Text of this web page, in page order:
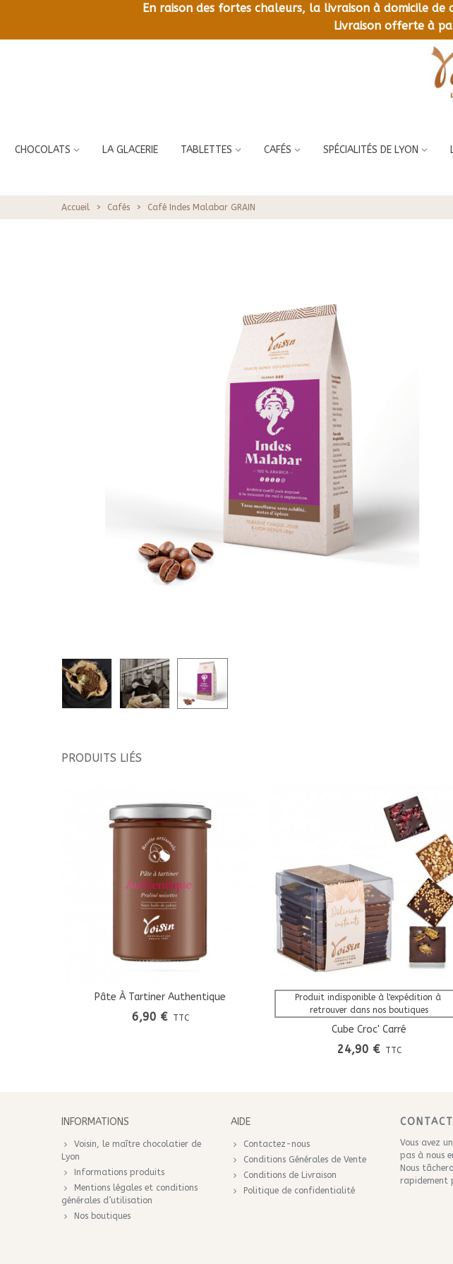
LIVRAISON OFFERTE
CHOCOLATS LA GLACERIE TABLETTES CAFÉS SPÉCIALITÉS DE LYON
Accueil > Cafés > Café Indes Malabar GRAIN
PRODUITS LIÉS
Ajouter Au Panier
Pâte À Tartiner Authentique
6,90 € TTC
Afficher Plus
Produit indisponible à l'expédition à
retrouver dans nos boutiques
Cube Croc' Carré
24,90 € TTC
INFORMATIONS
Voisin, le maître chocolatier de
Lyon
Informations produits
Mentions légales et conditions
générales d’utilisation
Nos boutiques
AIDE
Contactez-nous
Conditions Générales de Vente
Conditions de Livraison
Politique de confidentialité
CONTACT
Vous avez
pas à nous
Nous
rapidement
En raison des fortes chaleurs, la livraison à domicile de
Livraison offerte à